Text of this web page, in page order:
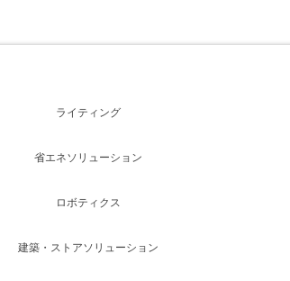
ライティング
省エネソリューション
ロボティクス
建築・ストアソリューション